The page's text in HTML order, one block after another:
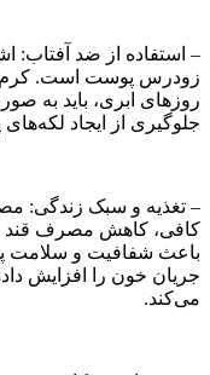
روزهای ابری، باید به
جلوگیری از ایجاد
– تغذیه و سبک زندگی:
باعث شفافیت و
جریان خون را افزایش
می‌کند.